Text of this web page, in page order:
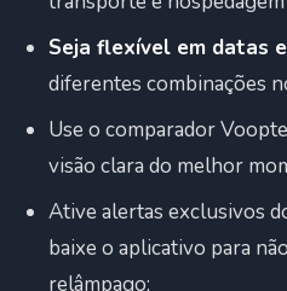
Seja flexível em datas
diferentes combinações
Use o comparador
visão clara do melhor
Ative alertas exclusivos
baixe o aplicativo para
relâmpago;